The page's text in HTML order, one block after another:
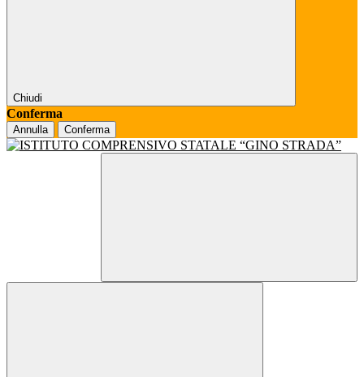
Chiudi
Conferma
Annulla Conferma